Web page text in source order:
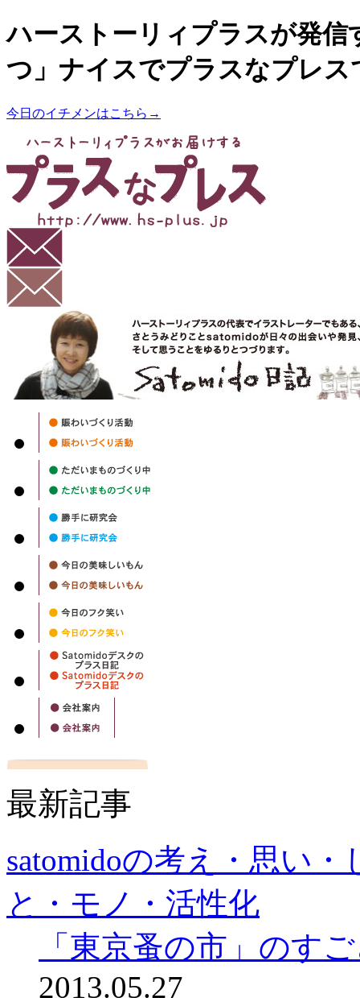
ハーストーリィプラスが発信
つ」ナイスでプラスなプレス
今日のイチメンはこちら→
最新記事
satomidoの考え・思い
と・モノ・活性化
「東京蚤の市」のす
2013.05.27